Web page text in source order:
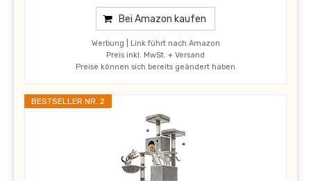
Bei Amazon kaufen
Werbung | Link führt nach Amazon
Preis inkl. MwSt. + Versand
Preise können sich bereits geändert haben
BESTSELLER NR. 2